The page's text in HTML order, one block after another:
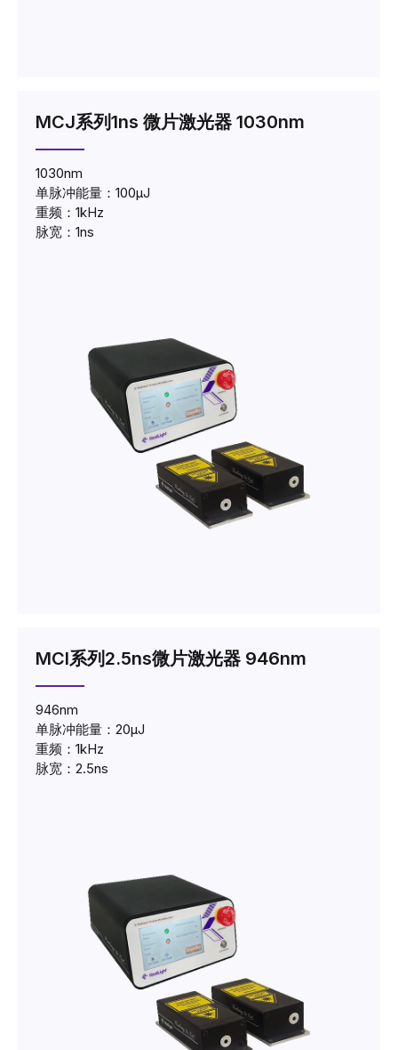
MCJ系列1ns 微片激光器 1030nm
1030nm
单脉冲能量：100μJ
重频：1kHz
脉宽：1ns
MCI系列2.5ns微片激光器 946nm
946nm
单脉冲能量：20μJ
重频：1kHz
脉宽：2.5ns